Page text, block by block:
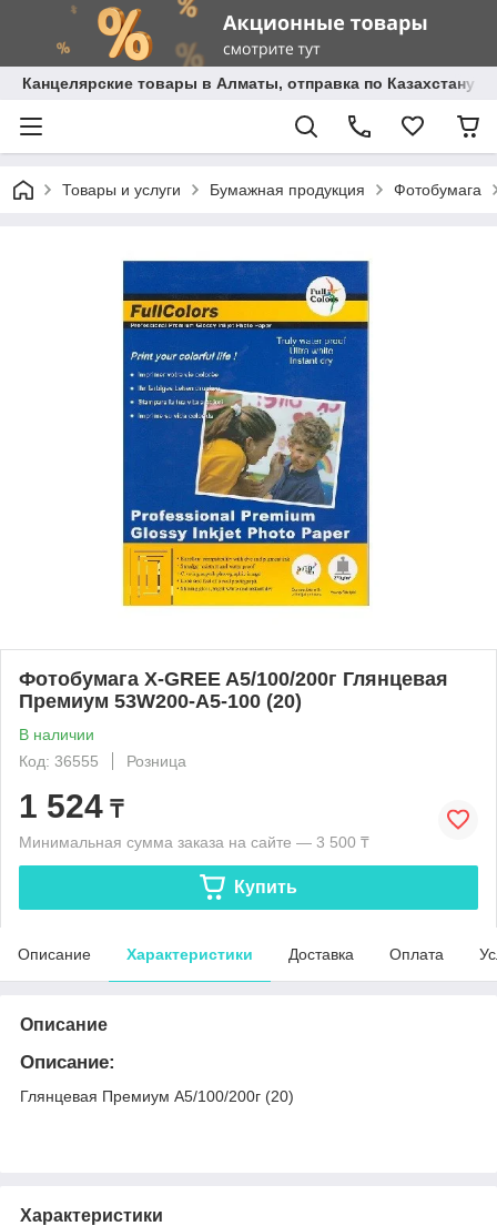
Канцелярские товары в Алматы, отправка по Казахстану.
Товары и услуги Бумажная продукция Фотобумага
Фотобумага X-GREE A5/100/200г Глянцевая
Премиум 53W200-А5-100 (20)
В наличии
Код: 36555
Розница
1 524 ₸
Минимальная сумма заказа на сайте — 3 500 ₸
Купить
Описание Характеристики Доставка Оплата
Описание
Описание:
Глянцевая Премиум A5/100/200г (20)
Характеристики